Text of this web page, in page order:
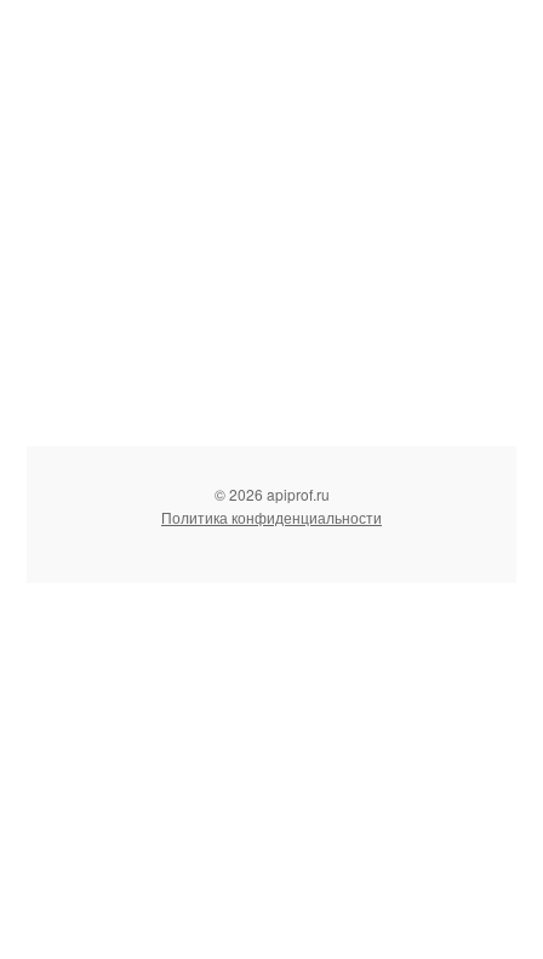
© 2026 apiprof.ru
Политика конфиденциальности